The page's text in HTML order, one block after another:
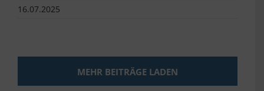
16.07.2025
MEHR BEITRÄGE LADEN